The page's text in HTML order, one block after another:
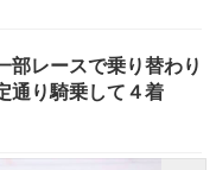
部レースで乗り替わり
通り騎乗して４着